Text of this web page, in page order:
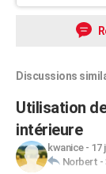
Discussions
Utilisation
intérieure
kwanice- 17
Norbert -